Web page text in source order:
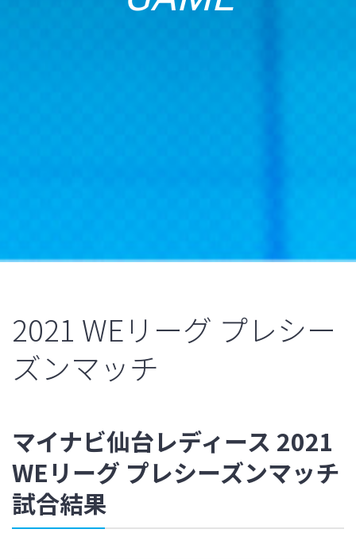
2021 WEリーグ プレシー
ズンマッチ
マイナビ仙台レディース 2021
WEリーグ プレシーズンマッチ
試合結果